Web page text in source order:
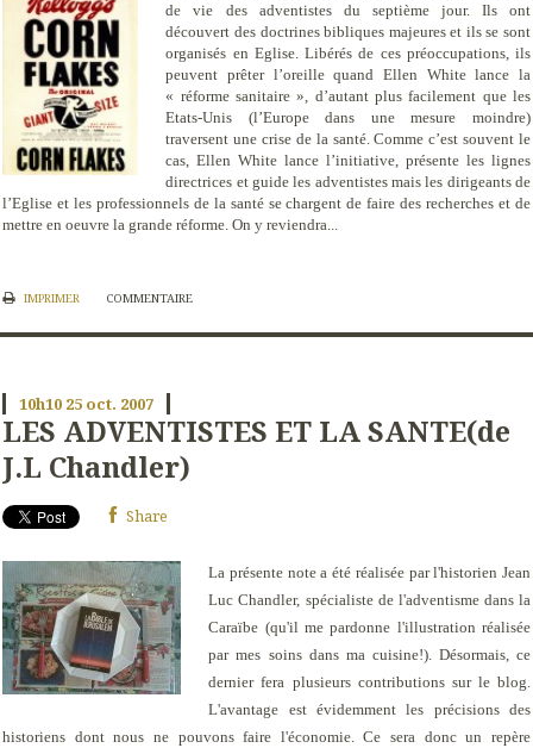
de vie des adventistes du septième jour. Ils ont
découvert des doctrines bibliques majeures et ils se sont
organisés en Eglise. Libérés de ces préoccupations, ils
peuvent prêter l’oreille quand Ellen White lance la
« réforme sanitaire », d’autant plus facilement que les
Etats-Unis (l’Europe dans une mesure moindre)
traversent une crise de la santé. Comme c’est souvent le
cas, Ellen White lance l’initiative, présente les lignes
directrices et guide les adventistes mais les dirigeants de
l’Eglise et les professionnels de la santé se chargent de faire des recherches et de
mettre en oeuvre la grande réforme. On y reviendra...
IMPRIMER COMMENTAIRE
10h10 25 oct. 2007
LES ADVENTISTES ET LA SANTE(de
J.L Chandler)
Share
La présente note a été réalisée par l'historien Jean
Luc Chandler, spécialiste de l'adventisme dans la
Caraïbe (qu'il me pardonne l'illustration réalisée
par mes soins dans ma cuisine!). Désormais, ce
dernier fera plusieurs contributions sur le blog.
L'avantage est évidemment les précisions des
historiens dont nous ne pouvons faire l'économie. Ce sera donc un repère